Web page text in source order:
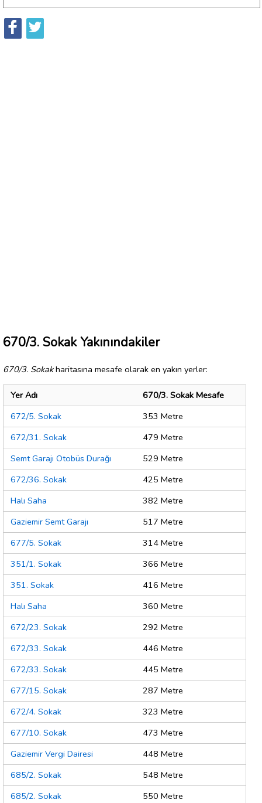
670/3. Sokak Yakınındakiler
670/3. Sokakharitasına mesafe olarak en yakın yerler:
Yer Adı
670/3. Sokak Mesafe
672/5. Sokak
353 Metre
672/31. Sokak
479 Metre
Semt Garajı Otobüs Durağı
529 Metre
672/36. Sokak
425 Metre
Halı Saha
382 Metre
Gaziemir Semt Garajı
517 Metre
677/5. Sokak
314 Metre
351/1. Sokak
366 Metre
351. Sokak
416 Metre
Halı Saha
360 Metre
672/23. Sokak
292 Metre
672/33. Sokak
446 Metre
672/33. Sokak
445 Metre
677/15. Sokak
287 Metre
672/4. Sokak
323 Metre
677/10. Sokak
473 Metre
Gaziemir Vergi Dairesi
448 Metre
685/2. Sokak
548 Metre
685/2. Sokak
550 Metre